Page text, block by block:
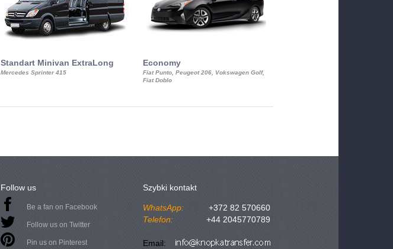
Standart Minivan ExtraLong
Mercedes Sprinter 415
Economy
Fiat Punto, Peugeot 206, Vokswagen Golf,
Fiat Doblo
Follow us
Be a fan on Facebook
Follow us on Twitter
Pin us on Pinterest
Szybki kontakt
WhatsApp:
+372 82 570660
Telefon:
+44 2045770789
Email: